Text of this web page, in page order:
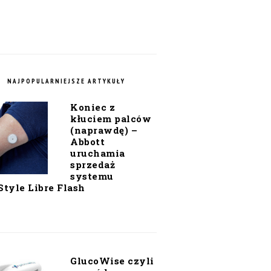
NAJPOPULARNIEJSZE ARTYKUŁY
Koniec z
kłuciem palców
(naprawdę) –
Abbott
uruchamia
sprzedaż
systemu
Libre Flash
GlucoWise czyli